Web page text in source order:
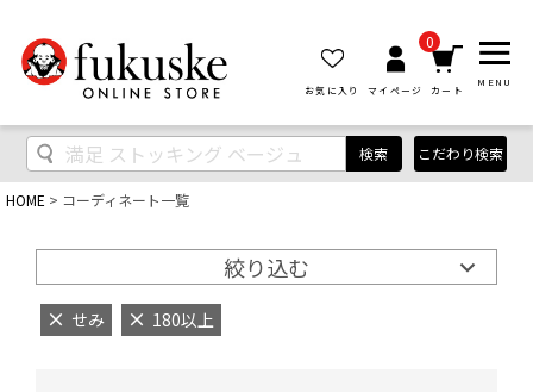
お気に入り マイページ
0
カート
MENU
検索 こだわり検索
HOME コーディネート一覧
絞り込む
せみ 180以上